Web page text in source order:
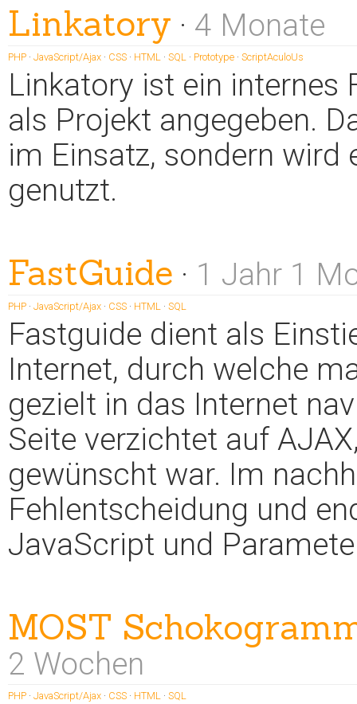
Linkatory · 4 Monate
PHP · JavaScript/Ajax · CSS · HTML · SQL · Prototype · ScriptAculoUs
Linkatory ist ein internes
als Projekt angegeben.
im Einsatz, sondern wird
genutzt.
FastGuide · 1 Jahr 1
PHP · JavaScript/Ajax · CSS · HTML · SQL
Fastguide dient als
Internet, durch welche
gezielt in das Internet
Seite verzichtet auf
gewünscht war. Im
Fehlentscheidung und
JavaScript und
MOST
2 Wochen
PHP · JavaScript/Ajax · CSS · HTML · SQL